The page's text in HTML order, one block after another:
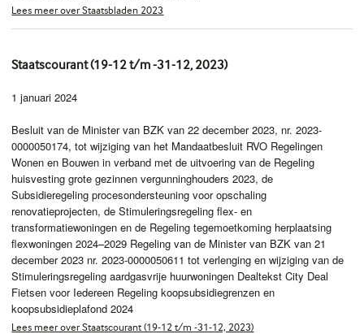
Lees meer over Staatsbladen 2023
Staatscourant (19-12 t/m -31-12, 2023)
1 januari 2024
Besluit van de Minister van BZK van 22 december 2023, nr. 2023-
0000050174, tot wijziging van het Mandaatbesluit RVO Regelingen
Wonen en Bouwen in verband met de uitvoering van de Regeling
huisvesting grote gezinnen vergunninghouders 2023, de
Subsidieregeling procesondersteuning voor opschaling
renovatieprojecten, de Stimuleringsregeling flex- en
transformatiewoningen en de Regeling tegemoetkoming herplaatsing
flexwoningen 2024–2029 Regeling van de Minister van BZK van 21
december 2023 nr. 2023-0000050611 tot verlenging en wijziging van de
Stimuleringsregeling aardgasvrije huurwoningen Dealtekst City Deal
Fietsen voor Iedereen Regeling koopsubsidiegrenzen en
koopsubsidieplafond 2024
Lees meer over Staatscourant (19-12 t/m -31-12, 2023)